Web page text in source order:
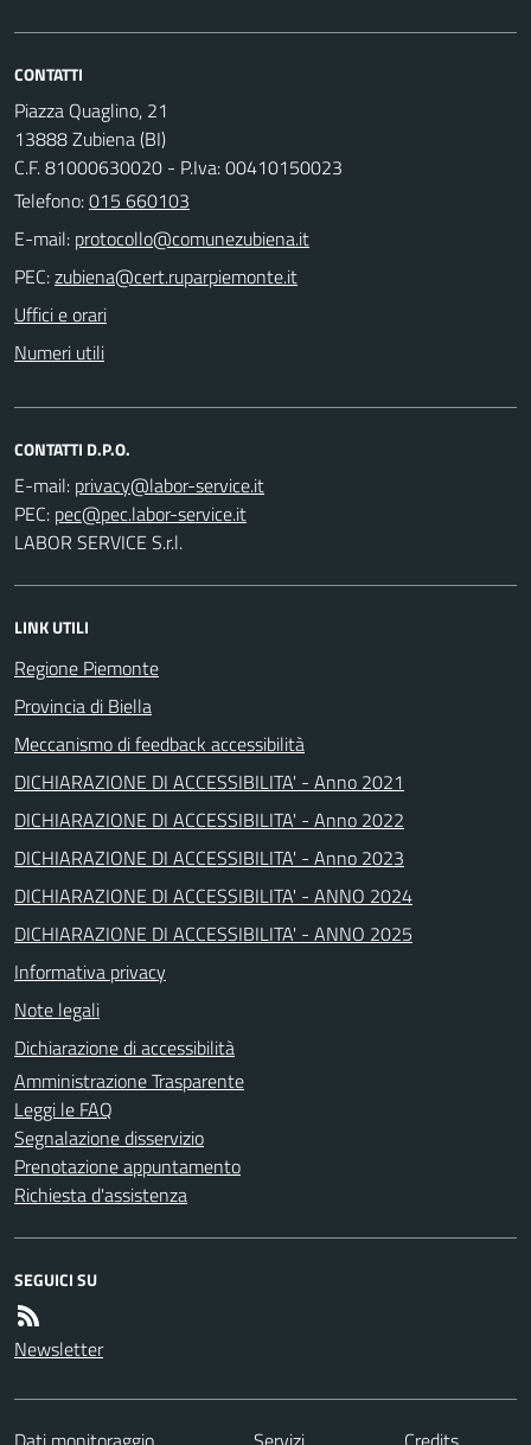
CONTATTI
Piazza Quaglino, 21
13888 Zubiena (BI)
C.F. 81000630020 - P.Iva: 00410150023
Telefono:015 660103
E-mail:
PEC:
Uffici e orari
Numeri utili
CONTATTI D.P.O.
E-mail:
PEC:
LABOR SERVICE S.r.l.
LINK UTILI
Regione Piemonte
Provincia di Biella
Meccanismo di feedback accessibilità
DICHIARAZIONE DI ACCESSIBILITA' - Anno 2021
DICHIARAZIONE DI ACCESSIBILITA' - Anno 2022
DICHIARAZIONE DI ACCESSIBILITA' - Anno 2023
DICHIARAZIONE DI ACCESSIBILITA' - ANNO 2024
DICHIARAZIONE DI ACCESSIBILITA' - ANNO 2025
Informativa privacy
Note legali
Dichiarazione di accessibilità
Amministrazione Trasparente
Leggi le FAQ
Segnalazione disservizio
Prenotazione appuntamento
Richiesta d'assistenza
SEGUICI SU
Newsletter